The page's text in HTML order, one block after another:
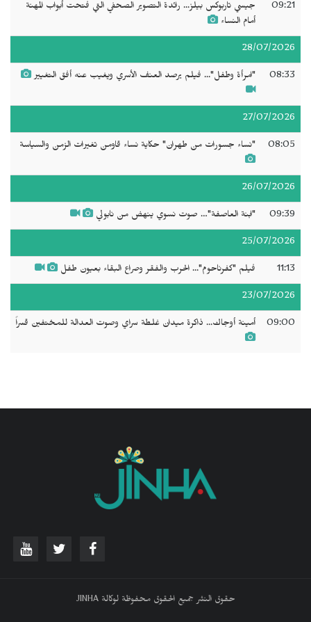
09:21
جيسي تاربوكس بيلز... رائدة التصوير الصحفي التي فتحت أبواب المهنة
أمام النساء
28/07/2026
08:33 "امرأة وطفل"... فيلم يرصد العنف الأسري ويغيب عنه أفق التغيير
27/07/2026
08:05 "نساء جسورات من طهران" حكاية نساء قاومن تغيرات الزمن والسياسة
26/07/2026
09:39 "ابنة العاصفة"… صوت نسوي ينهض من نابولي
25/07/2026
11:13 فيلم "كفرناحوم"... الحرب والفقر وصراع البقاء بعيون طفل
23/07/2026
09:00 أمينة أوجاك... ذاكرة ميدان غلطة سراي وصوت العدالة للمختفين قسراً
حقوق النشر جميع الحقوق محفوظة لوكالة JINHA